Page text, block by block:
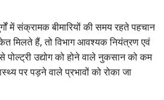
में संक्रामक बीमारियों की समय रहते पहचान
मिलते हैं, तो विभाग आवश्यक नियंत्रण एवं
उद्योग को होने वाले नुकसान को कम
पर पड़ने वाले प्रभावों को रोका जा